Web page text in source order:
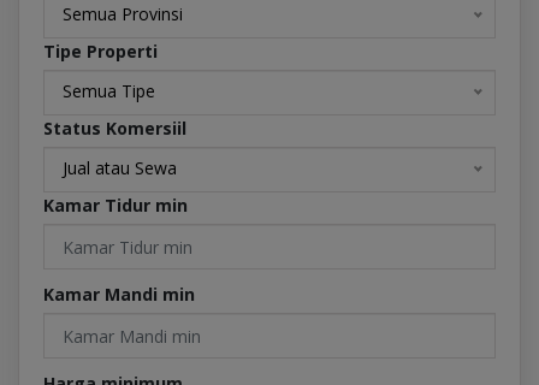
Semua Provinsi
Tipe Properti
Semua Tipe
Status Komersiil
Jual atau Sewa
Kamar Tidur min
Kamar Mandi min